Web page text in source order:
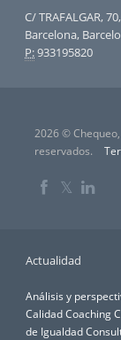
C/ TRAFALGAR,
Barcelona,
P:933195820
2026 ©
reservados.
𝕏
Actualidad
Análisis y
CalidadCoaching
de Igualdad